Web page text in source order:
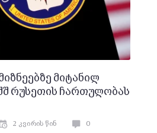
მიტანილ
რუსეთის ჩართულობას
2 კვირის წინ 0